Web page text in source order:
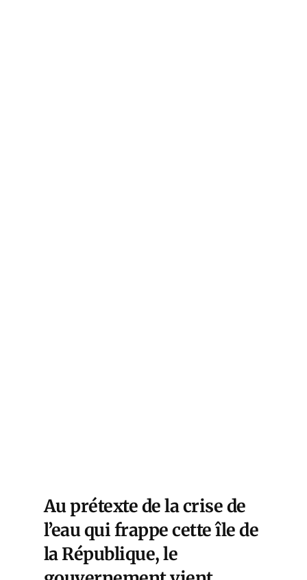
Au prétexte de la crise de
l’eau qui frappe cette île de
la République, le